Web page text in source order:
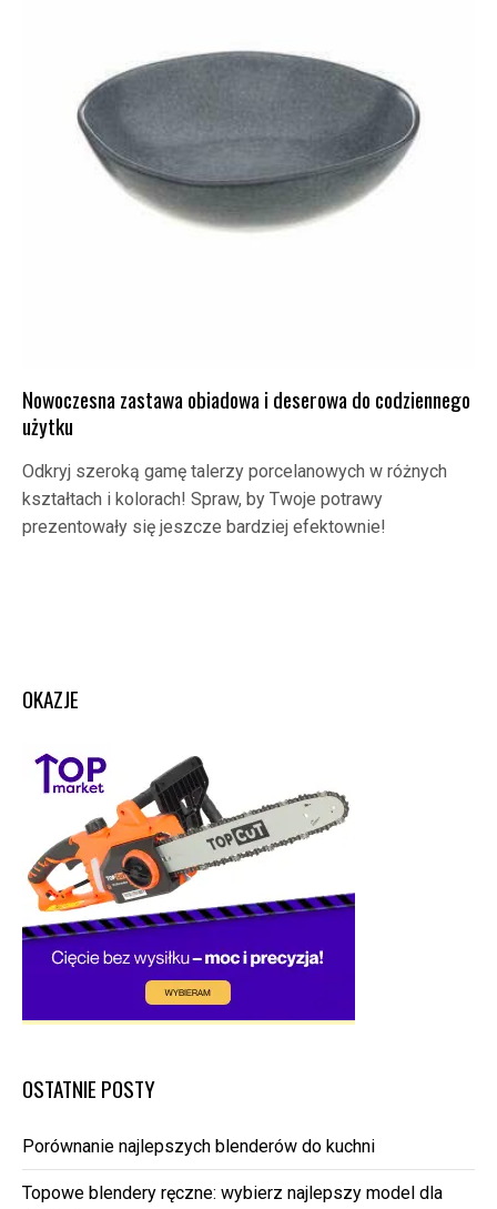
Nowoczesna zastawa obiadowa i deserowa do codziennego
użytku
Odkryj szeroką gamę talerzy porcelanowych w różnych
kształtach i kolorach! Spraw, by Twoje potrawy
prezentowały się jeszcze bardziej efektownie!
OKAZJE
OSTATNIE POSTY
Porównanie najlepszych blenderów do kuchni
Topowe blendery ręczne: wybierz najlepszy model dla